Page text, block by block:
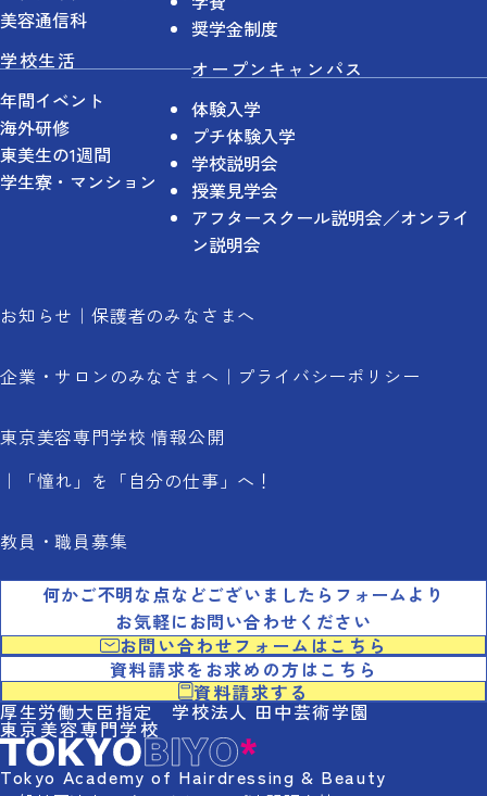
美容通信科
学校生活
年間イベント
海外研修
東美生の1週間
学生寮・マンション
奨学金制度
オープンキャンパス
体験入学
プチ体験入学
学校説明会
授業見学会
アフタースクール説明会／オンライ
ン説明会
お知らせ 保護者のみなさまへ
企業・サロンのみなさまへ プライバシーポリシー
東京美容専門学校 情報公開
「憧れ」を「自分の仕事」へ！
教員・職員募集
何かご不明な点などございましたらフォームより
お気軽にお問い合わせください
お問い合わせフォームはこちら
資料請求をお求めの方はこちら
資料請求する
厚生労働大臣指定 学校法人 田中芸術学園
東京美容専門学校
Tokyo Academy of Hairdressing & Beauty